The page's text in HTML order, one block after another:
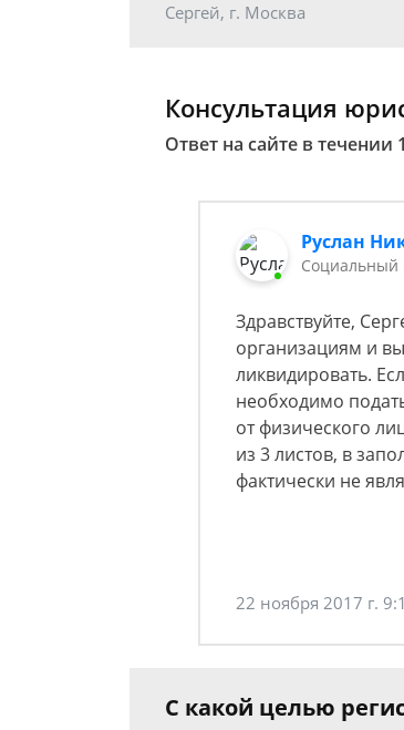
Сергей, г. Москва
Консультация
Ответ на сайте в течении
Руслан
Социальный
Здравствуйте,
организациям и
ликвидировать.
необходимо
от физического
из 3 листов, в
фактически не
22 ноября 2017 г.
С какой целью